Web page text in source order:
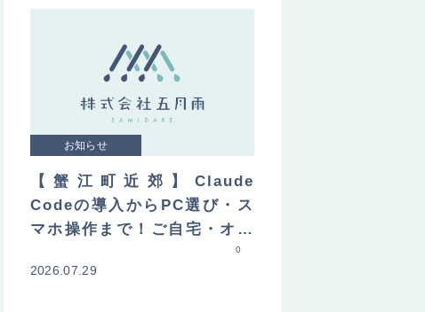
お知らせ
【蟹江町近郊】Claude
Codeの導入からPC選び・ス
マホ操作まで！ご自宅・オフ
ィスへ直接訪問してレクチャ
ーします
2026.07.29
0